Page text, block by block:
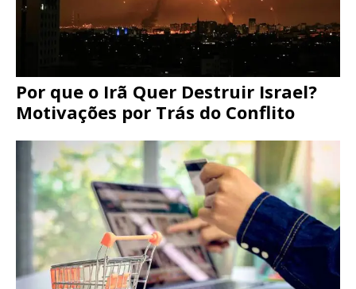
Por que o Irã Quer Destruir Israel?
Motivações por Trás do Conflito